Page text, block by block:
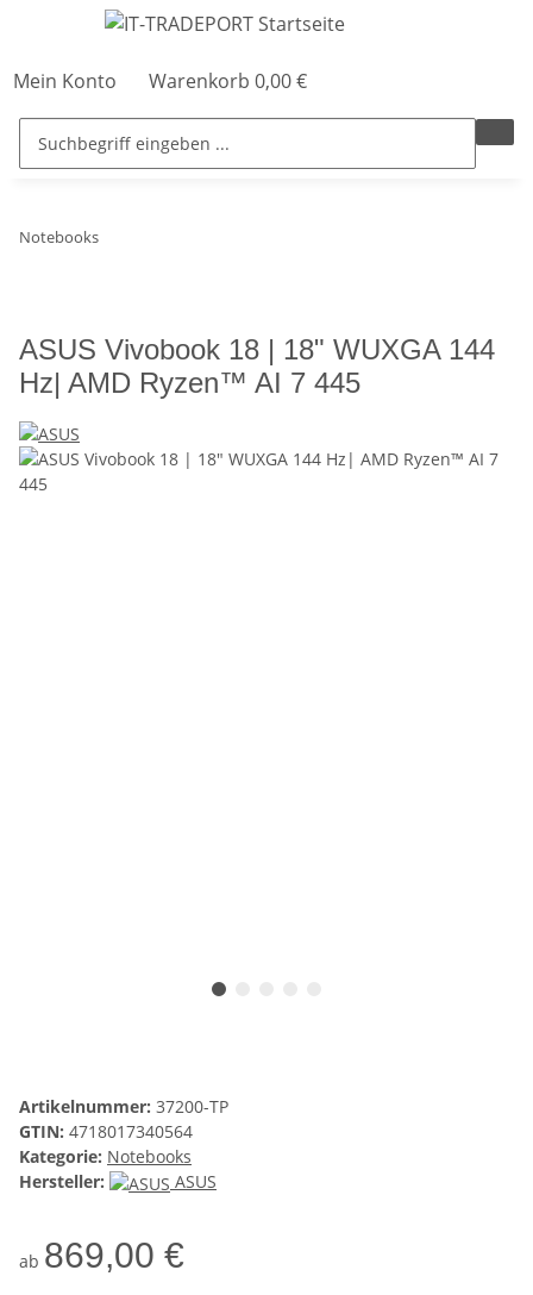
Mein Konto Warenkorb 0,00 €
Notebooks
ASUS Vivobook 18 | 18" WUXGA 144
Hz| AMD Ryzen™ AI 7 445
Artikelnummer: 37200-TP
GTIN: 4718017340564
Kategorie: Notebooks
Hersteller:
ASUS
ab 869,00 €